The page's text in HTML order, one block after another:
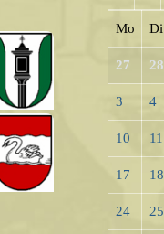
Mo Di
27 28
3 4
10 11
17 18
24 25